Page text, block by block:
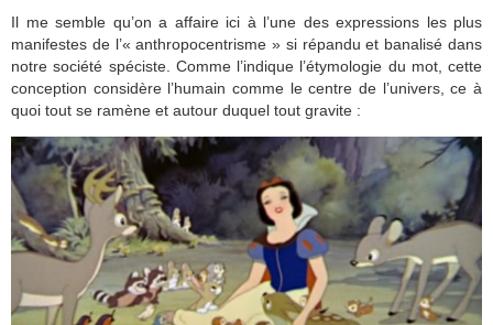
Il me semble qu’on a affaire ici à l’une des expressions les plus
manifestes de l’« anthropocentrisme » si répandu et banalisé dans
notre société spéciste. Comme l’indique l’étymologie du mot, cette
conception considère l’humain comme le centre de l’univers, ce à
quoi tout se ramène et autour duquel tout gravite :